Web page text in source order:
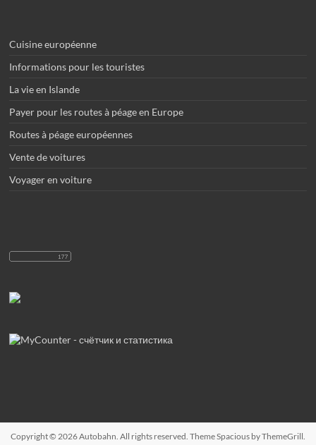
Cuisine européenne
Informations pour les touristes
La vie en Islande
Payer pour les routes à péage en Europe
Routes à péage européennes
Vente de voitures
Voyager en voiture
Copyright © 2026Autobahn . All rights reserved. ThemeSpaciousby ThemeGrill.